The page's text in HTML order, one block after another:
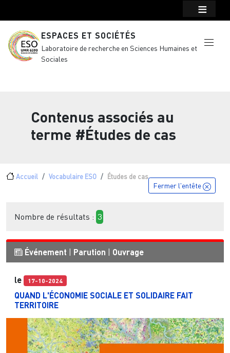
ESPACES ET SOCIÉTÉS
Laboratoire de recherche en Sciences Humaines et
Sociales
Contenus associés au
terme #Études de cas
Fil d'Ariane
Accueil Vocabulaire ESO Études de cas
Fermer l'entête
Nombre de résultats : 3
Événement Parution Ouvrage
le 17-10-2024
QUAND L'ÉCONOMIE SOCIALE ET SOLIDAIRE FAIT
TERRITOIRE